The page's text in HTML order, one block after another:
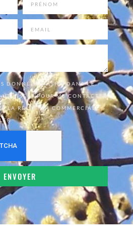
DONNÉES SAISIES DANS CE
POUR ME CONTACTER
LA RELATION COMMERCIALE
ENVOYER